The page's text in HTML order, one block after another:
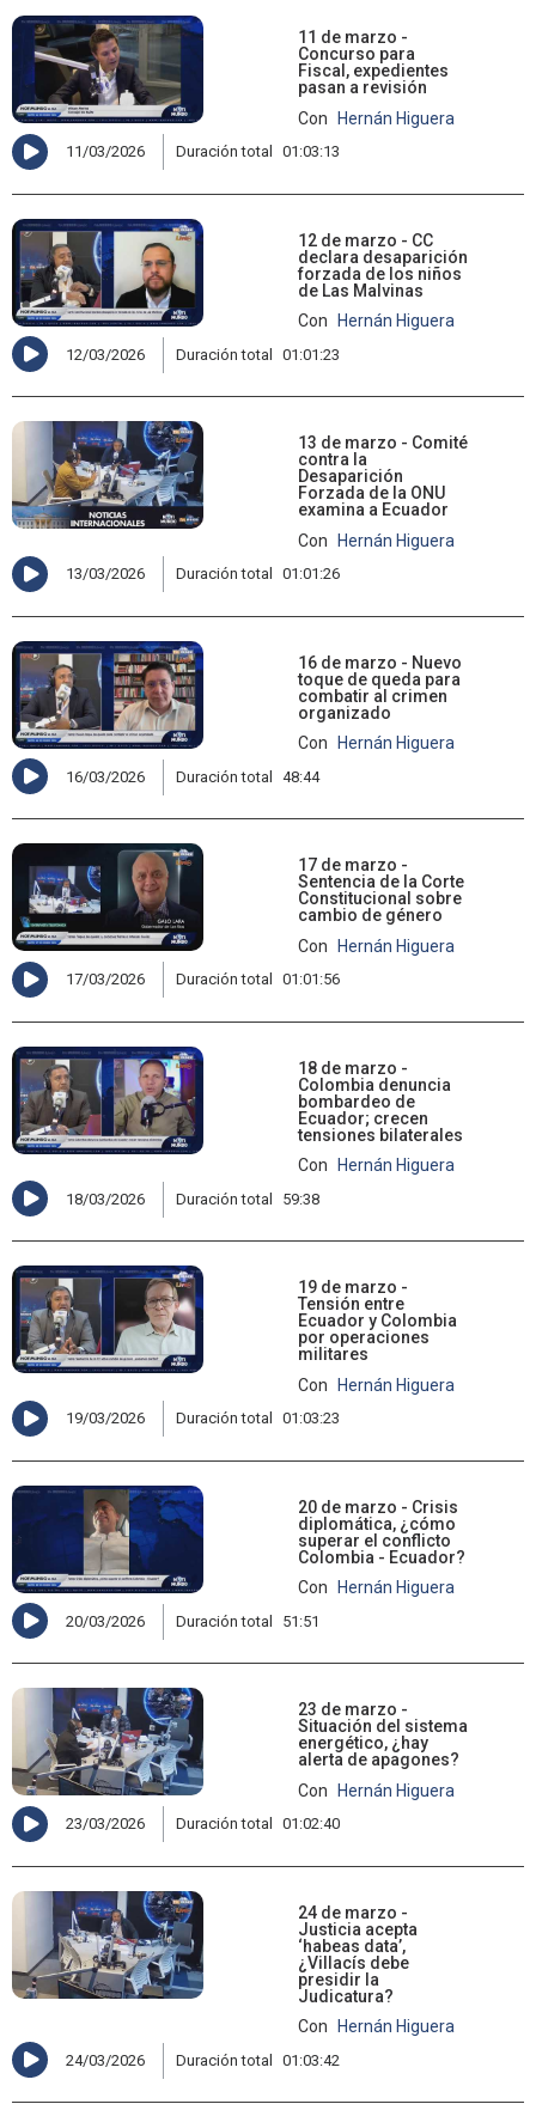
11 de marzo -
Concurso para
Fiscal, expedientes
pasan a revisión
Con
Hernán Higuera
11/03/2026 Duración total 01:03:13
12 de marzo - CC
declara desaparición
forzada de los niños
de Las Malvinas
Con
Hernán Higuera
12/03/2026 Duración total 01:01:23
13 de marzo - Comité
contra la
Desaparición
Forzada de la ONU
examina a Ecuador
Con
Hernán Higuera
13/03/2026 Duración total 01:01:26
16 de marzo - Nuevo
toque de queda para
combatir al crimen
organizado
Con
Hernán Higuera
16/03/2026 Duración total 48:44
17 de marzo -
Sentencia de la Corte
Constitucional sobre
cambio de género
Con
Hernán Higuera
17/03/2026 Duración total 01:01:56
18 de marzo -
Colombia denuncia
bombardeo de
Ecuador; crecen
tensiones bilaterales
Con
Hernán Higuera
18/03/2026 Duración total 59:38
19 de marzo -
Tensión entre
Ecuador y Colombia
por operaciones
militares
Con
Hernán Higuera
19/03/2026 Duración total 01:03:23
20 de marzo - Crisis
diplomática, ¿cómo
superar el conflicto
Colombia - Ecuador?
Con
Hernán Higuera
20/03/2026 Duración total 51:51
23 de marzo -
Situación del sistema
energético, ¿hay
alerta de apagones?
Con
Hernán Higuera
23/03/2026 Duración total 01:02:40
24 de marzo -
Justicia acepta
‘habeas data’,
¿Villacís debe
presidir la
Judicatura?
Con
Hernán Higuera
24/03/2026 Duración total 01:03:42